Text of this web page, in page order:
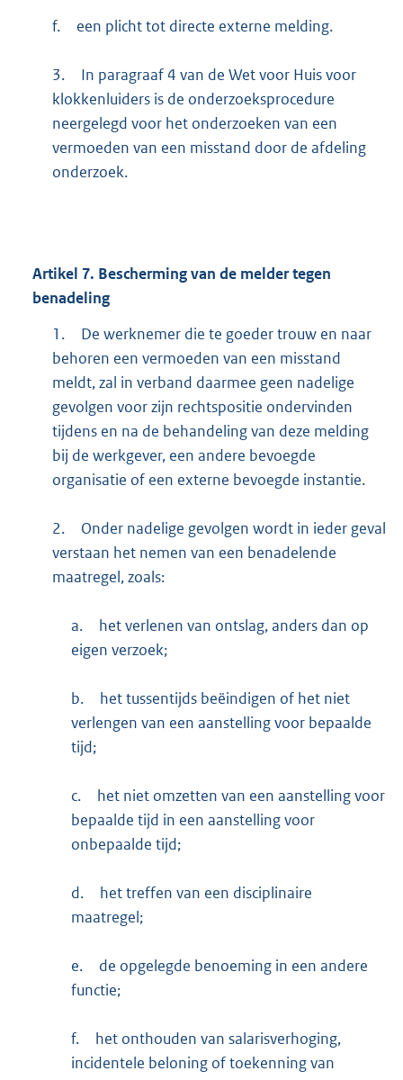
f. een plicht tot directe externe melding.
3.
In paragraaf 4 van de Wet voor Huis voor
klokkenluiders is de onderzoeksprocedure
neergelegd voor het onderzoeken van een
vermoeden van een misstand door de afdeling
onderzoek.
Artikel 7. Bescherming van de melder tegen
benadeling
1.
De werknemer die te goeder trouw en naar
behoren een vermoeden van een misstand
meldt, zal in verband daarmee geen nadelige
gevolgen voor zijn rechtspositie ondervinden
tijdens en na de behandeling van deze melding
bij de werkgever, een andere bevoegde
organisatie of een externe bevoegde instantie.
2.
Onder nadelige gevolgen wordt in ieder geval
verstaan het nemen van een benadelende
maatregel, zoals:
a.
het verlenen van ontslag, anders dan op
eigen verzoek;
b.
het tussentijds beëindigen of het niet
verlengen van een aanstelling voor bepaalde
tijd;
c.
het niet omzetten van een aanstelling voor
bepaalde tijd in een aanstelling voor
onbepaalde tijd;
d.
het treffen van een disciplinaire
maatregel;
e.
de opgelegde benoeming in een andere
functie;
f.
het onthouden van salarisverhoging,
incidentele beloning of toekenning van